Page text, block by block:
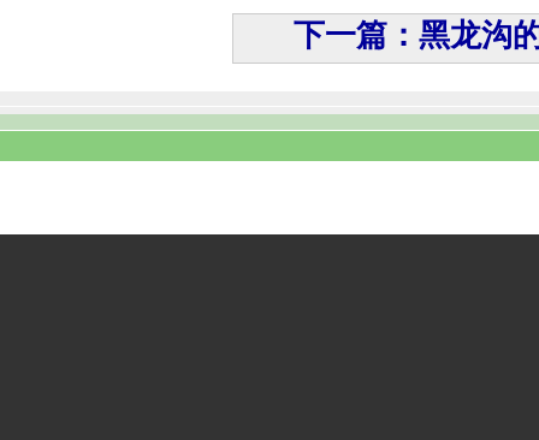
下一篇：黑龙沟